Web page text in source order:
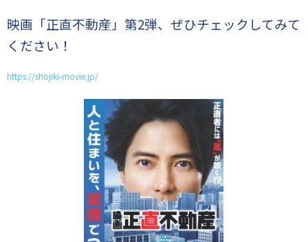
映画「正直不動産」第2弾、ぜひチェックしてみて
ください！
https://shojiki-movie.jp/